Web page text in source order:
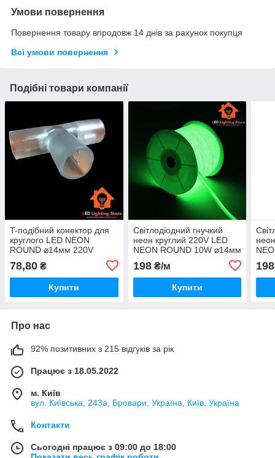
Умови повернення
Повернення товару впродовж 14 днів за рахунок покупця
Всі умови повернення
Подібні товари компанії
T-подібний конектор для
круглого LED NEON
ROUND ⌀14мм 220V
78,80 ₴
Купити
Світлодіодний гнучкий
неон круглий 220V LED
NEON ROUND 10W ⌀14мм
колір свічення - зелений
198₴/м
Купити
198
Про нас
92% позитивних з 215 відгуків за рік
Працює з 18.05.2022
м. Київ
вул. Київська, 243а, Бровари, Україна, Київ, Україна
Контакти
Сьогодні працює з 09:00 до 18:00